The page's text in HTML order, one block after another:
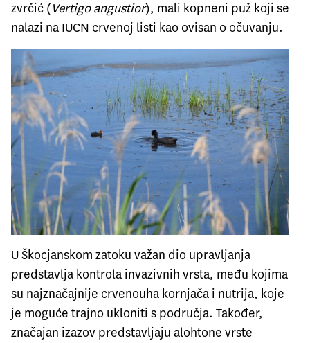
zvrčić (Vertigo angustior), mali kopneni puž koji se
nalazi na IUCN crvenoj listi kao ovisan o očuvanju.
U Škocjanskom zatoku važan dio upravljanja
predstavlja kontrola invazivnih vrsta, među kojima
su najznačajnije crvenouha kornjača i nutrija, koje
je moguće trajno ukloniti s područja. Također,
značajan izazov predstavljaju alohtone vrste